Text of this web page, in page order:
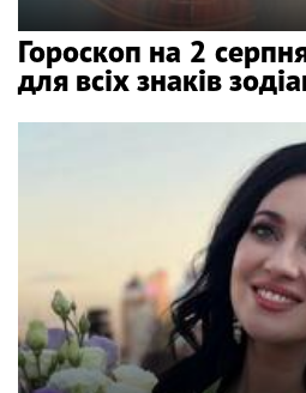
Гороскоп на 2
для всіх знаків